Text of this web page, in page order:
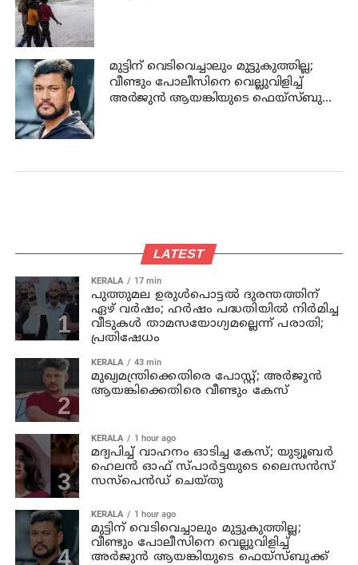
മുട്ടിന് വെടിവെച്ചാലും മുട്ടുകുത്തില്ല;
വീണ്ടും പോലീസിനെ വെല്ലുവിളിച്ച്
അര്‍ജുന്‍ ആയങ്കിയുടെ ഫെയ്‌സ്ബുക്ക്
LATEST
KERALA 17 min
പുത്തുമല ഉരുള്‍പൊട്ടല്‍ ദുരന്തത്തിന്
ഏഴ് വര്‍ഷം; ഹര്‍ഷം പദ്ധതിയില്‍ നിര്‍മിച്ച
വീടുകള്‍ താമസയോഗ്യമല്ലെന്ന് പരാതി;
പ്രതിഷേധം
KERALA 43 min
മുഖ്യമന്ത്രിക്കെതിരെ പോസ്റ്റ്; അര്‍ജുന്‍
ആയങ്കിക്കെതിരെ വീണ്ടും കേസ്
KERALA 1 hour ago
മദ്യപിച്ച് വാഹനം ഓടിച്ച കേസ്; യുട്യൂബര്‍
ഹെലന്‍ ഓഫ് സ്പാര്‍ട്ടയുടെ ലൈസന്‍സ്
സസ്പെന്‍ഡ് ചെയ്തു
KERALA 1 hour ago
മുട്ടിന് വെടിവെച്ചാലും മുട്ടുകുത്തില്ല;
വീണ്ടും പോലീസിനെ വെല്ലുവിളിച്ച്
അര്‍ജുന്‍ ആയങ്കിയുടെ ഫെയ്‌സ്ബുക്ക്